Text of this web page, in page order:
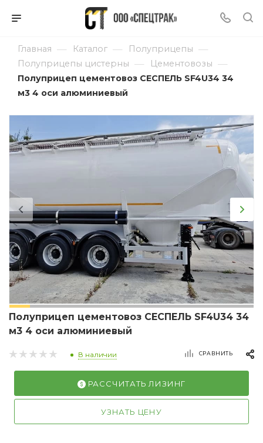
Главная — Каталог — Полуприцепы —
Полуприцепы цистерны — Цементовозы —
Полуприцеп цементовоз СЕСПЕЛЬ SF4U34 34
м3 4 оси алюминиевый
Полуприцеп цементовоз СЕСПЕЛЬ SF4U34 34
м3 4 оси алюминиевый
В наличии СРАВНИТЬ
РАССЧИТАТЬ ЛИЗИНГ
УЗНАТЬ ЦЕНУ